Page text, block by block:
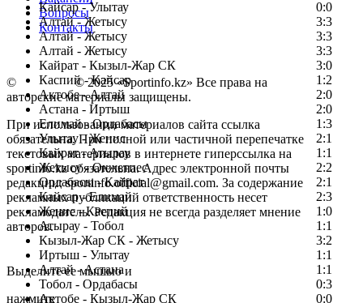
Кайсар - Улытау
0:0
Алтай - Жетысу
3:3
Алтай - Жетысу
3:3
Алтай - Жетысу
3:3
Кайрат - Кызыл-Жар СК
3:0
Каспий - Кайсар
1:2
Актобе - Алтай
2:0
Астана - Иртыш
2:0
Елимай - Ордабасы
1:3
Улытау - Женис
2:1
Кайрат - Атырау
1:1
Жетысу - Окжетпес
2:2
Ордабасы - Кайрат
2:1
Кайсар - Елимай
2:3
Женис - Каспий
1:0
Атырау - Тобол
1:1
Кызыл-Жар СК - Жетысу
3:2
Иртыш - Улытау
1:1
Алтай - Астана
1:1
Тобол - Ордабасы
0:3
Актобе - Кызыл-Жар СК
0:0
Вопросы
Контакты
© Copyright© 2025 «Sportinfo.kz» Все права на
авторские материалы защищены.
При использовании материалов сайта ссылка
обязательна. При полной или частичной перепечатке
текстовых материалов в интернете гиперссылка на
sportinfo.kz обязательна. Адрес электронной почты
редакции: sportinfo.official@gmail.com. За содержание
рекламных публикаций ответственность несет
рекламодатель. Редакция не всегда разделяет мнение
авторов.
Заметили ошибку в тексте?
Выделите ее мышью и
нажмите